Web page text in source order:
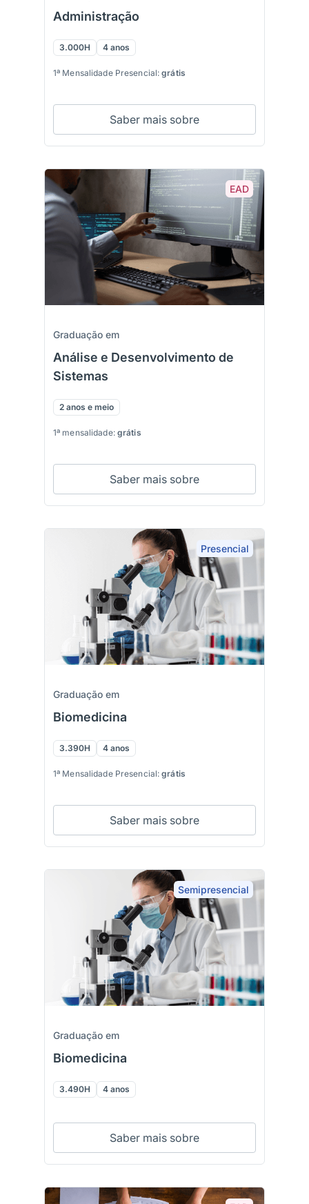
Administração
3.000H 4 anos
1ª Mensalidade Presencial:grátis
Saber mais sobre
EAD
Graduação em
Análise e Desenvolvimento de
Sistemas
2 anos e meio
1ª mensalidade: grátis
Saber mais sobre
Presencial
Graduação em
Biomedicina
3.390H 4 anos
1ª Mensalidade Presencial:grátis
Saber mais sobre
Semipresencial
Graduação em
Biomedicina
3.490H 4 anos
Saber mais sobre